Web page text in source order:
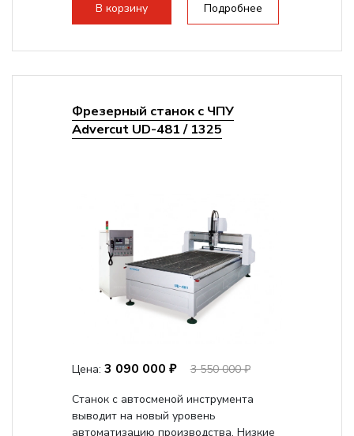
В корзину Подробнее
Фрезерный станок с ЧПУ
Advercut UD-481 / 1325
Цена: 3 090 000 ₽
3 550 000 ₽
Станок с автосменой инструмента
выводит на новый уровень
автоматизацию производства. Низкие